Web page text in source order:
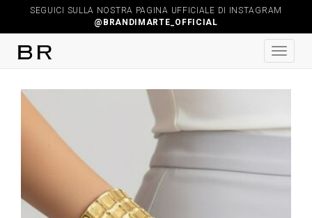
SEGUICI SULLA NOSTRA PAGINA UFFICIALE DI INSTAGRAM
@BRANDIMARTE_OFFICIAL